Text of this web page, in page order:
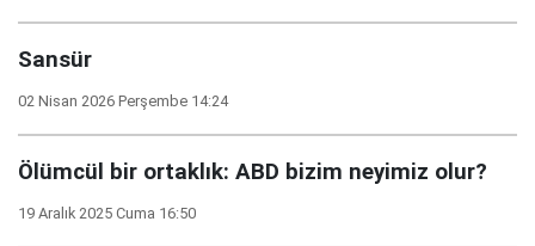
Sansür
02 Nisan 2026 Perşembe 14:24
Ölümcül bir ortaklık: ABD bizim neyimiz olur?
19 Aralık 2025 Cuma 16:50